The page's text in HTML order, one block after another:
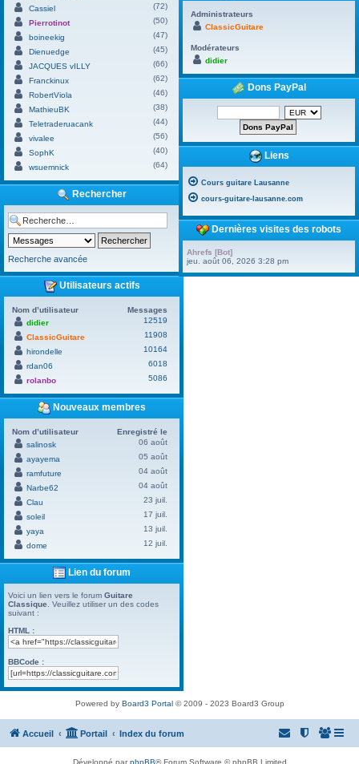
Cassiel
(72)
Pierrotinot
(50)
boineekig
(47)
Dienuedge
(45)
JACQUES vILLY
(66)
Franckinux
(62)
RobertViola
(46)
MathieuBK
(38)
Teletraderuacank
(44)
vivalee
(56)
SophK
(40)
wsuemnick
(64)
Rechercher
Recherche avancée
Utilisateurs actifs
Nom d’utilisateur
Messages
didier
12519
ClassicGuitare
11908
hirondelle
10164
rdan06
6018
rolanbo
5086
Nouveaux membres
Nom d’utilisateur
Enregistré le
salinosk
06 août
ayayema
05 août
ramfuture
04 août
Narbe62
04 août
Clau
23 juil.
soleil
17 juil.
yaya
13 juil.
dome
12 juil.
Lien du forum
Voici un lien vers le forum Guitare
Classique . Veuillez utiliser un des codes
suivant :
HTML :
BBCode :
Administrateurs
ClassicGuitare
Modérateurs
didier
Dons PayPal
Liens
Cours guitare Lausanne
cours-guitare-lausanne.com
Dernières visites des robots
Ahrefs [Bot]
jeu. août 06, 2026 3:28 pm
Powered by Board3 Portal© 2009 - 2023 Board3 Group
Accueil Portail Index du forum
Développé parphpBB® Forum Software © phpBB Limited